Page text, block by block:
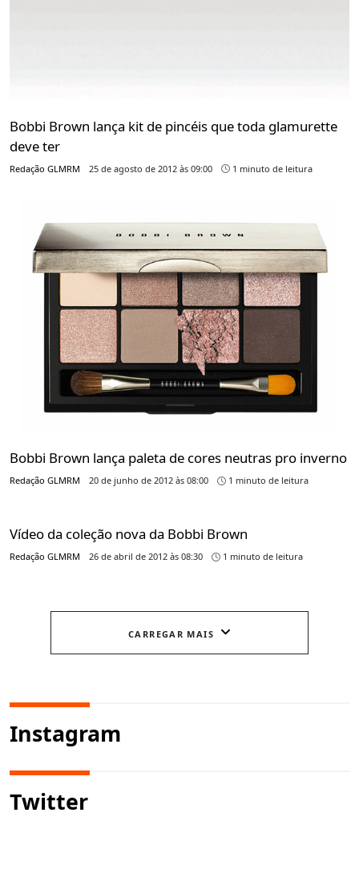
Bobbi Brown lança kit de pincéis que toda glamurette
deve ter
Redação GLMRM 25 de agosto de 2012 às 09:00 1 minuto de leitura
Bobbi Brown lança paleta de cores neutras pro inverno
Redação GLMRM 20 de junho de 2012 às 08:00 1 minuto de leitura
Vídeo da coleção nova da Bobbi Brown
Redação GLMRM 26 de abril de 2012 às 08:30 1 minuto de leitura
CARREGAR MAIS
Instagram
Twitter